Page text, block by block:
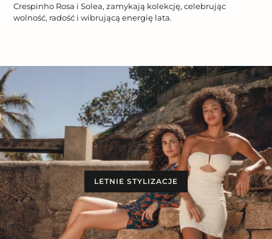
Crespinho Rosa i Solea, zamykają kolekcję, celebrując
wolność, radość i wibrującą energię lata.
LETNIE STYLIZACJE